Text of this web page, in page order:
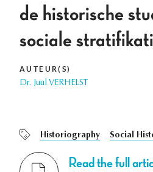
de historische
sociale
AUTEUR(S)
Dr. Juul VERHELST
Historiography Social
Read the full